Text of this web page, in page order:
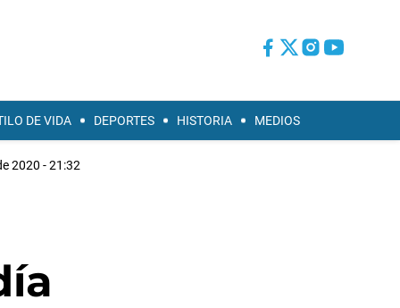
DE VIDA DEPORTES HISTORIA MEDIOS
2020 - 21:32